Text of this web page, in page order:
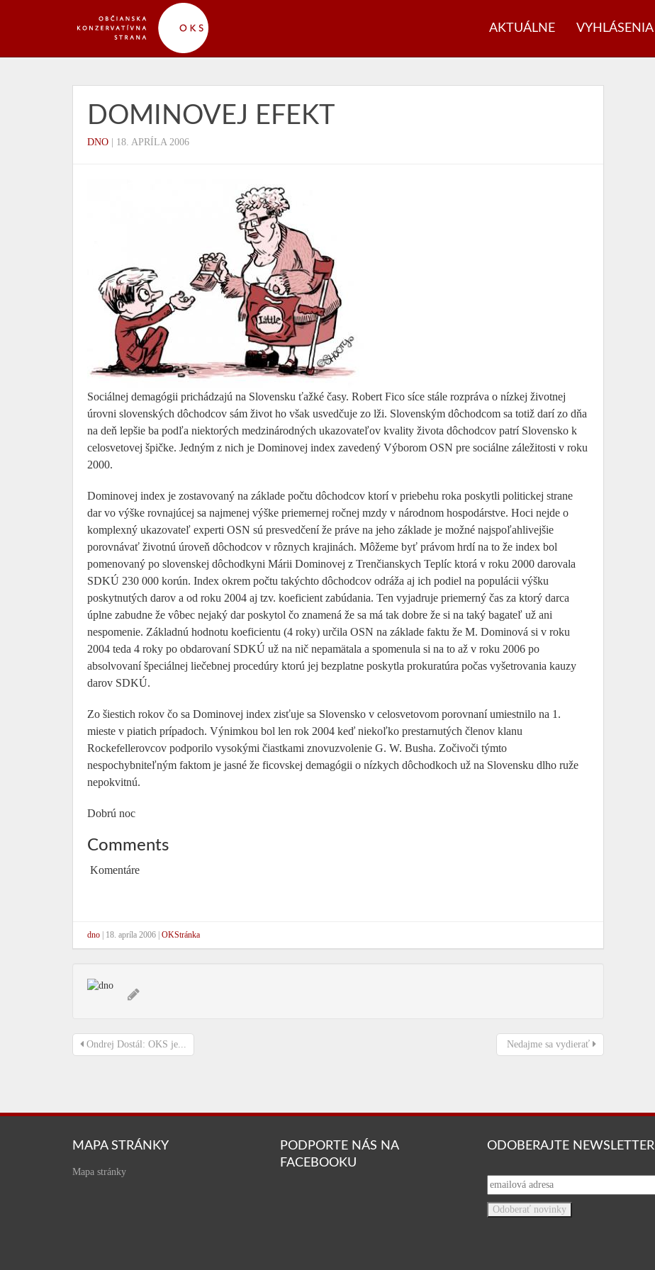
AKTUÁLNE VYHLÁSENIA
DOMINOVEJ EFEKT
DNO 18. APRÍLA 2006
Sociálnej demagógii prichádzajú na Slovensku ťažké časy. Robert Fico síce stále rozpráva o nízkej životnej
úrovni slovenských dôchodcov sám život ho však usvedčuje zo lži. Slovenským dôchodcom sa totiž darí zo dňa
na deň lepšie ba podľa niektorých medzinárodných ukazovateľov kvality života dôchodcov patrí Slovensko k
celosvetovej špičke. Jedným z nich je Dominovej index zavedený Výborom OSN pre sociálne záležitosti v roku
2000.
Dominovej index je zostavovaný na základe počtu dôchodcov ktorí v priebehu roka poskytli politickej strane
dar vo výške rovnajúcej sa najmenej výške priemernej ročnej mzdy v národnom hospodárstve. Hoci nejde o
komplexný ukazovateľ experti OSN sú presvedčení že práve na jeho základe je možné najspoľahlivejšie
porovnávať životnú úroveň dôchodcov v rôznych krajinách. Môžeme byť právom hrdí na to že index bol
pomenovaný po slovenskej dôchodkyni Márii Dominovej z Trenčianskych Teplíc ktorá v roku 2000 darovala
SDKÚ 230 000 korún. Index okrem počtu takýchto dôchodcov odráža aj ich podiel na populácii výšku
poskytnutých darov a od roku 2004 aj tzv. koeficient zabúdania. Ten vyjadruje priemerný čas za ktorý darca
úplne zabudne že vôbec nejaký dar poskytol čo znamená že sa má tak dobre že si na taký bagateľ už ani
nespomenie. Základnú hodnotu koeficientu (4 roky) určila OSN na základe faktu že M. Dominová si v roku
2004 teda 4 roky po obdarovaní SDKÚ už na nič nepamätala a spomenula si na to až v roku 2006 po
absolvovaní špeciálnej liečebnej procedúry ktorú jej bezplatne poskytla prokuratúra počas vyšetrovania kauzy
darov SDKÚ.
Zo šiestich rokov čo sa Dominovej index zisťuje sa Slovensko v celosvetovom porovnaní umiestnilo na 1.
mieste v piatich prípadoch. Výnimkou bol len rok 2004 keď niekoľko prestarnutých členov klanu
Rockefellerovcov podporilo vysokými čiastkami znovuzvolenie G. W. Busha. Zočivoči týmto
nespochybniteľným faktom je jasné že ficovskej demagógii o nízkych dôchodkoch už na Slovensku dlho ruže
nepokvitnú.
Dobrú noc
Comments
Komentáre
dno 18. apríla 2006 OKStránka
Ondrej Dostál: OKS je... Nedajme sa vydierať
MAPA STRÁNKY
Mapa stránky
PODPORTE NÁS NA
FACEBOOKU
ODOBERAJTE NEWSLETTER